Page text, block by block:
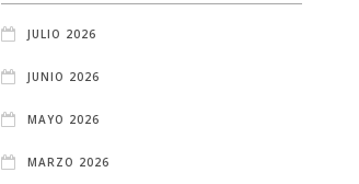
JULIO 2026
JUNIO 2026
MAYO 2026
MARZO 2026